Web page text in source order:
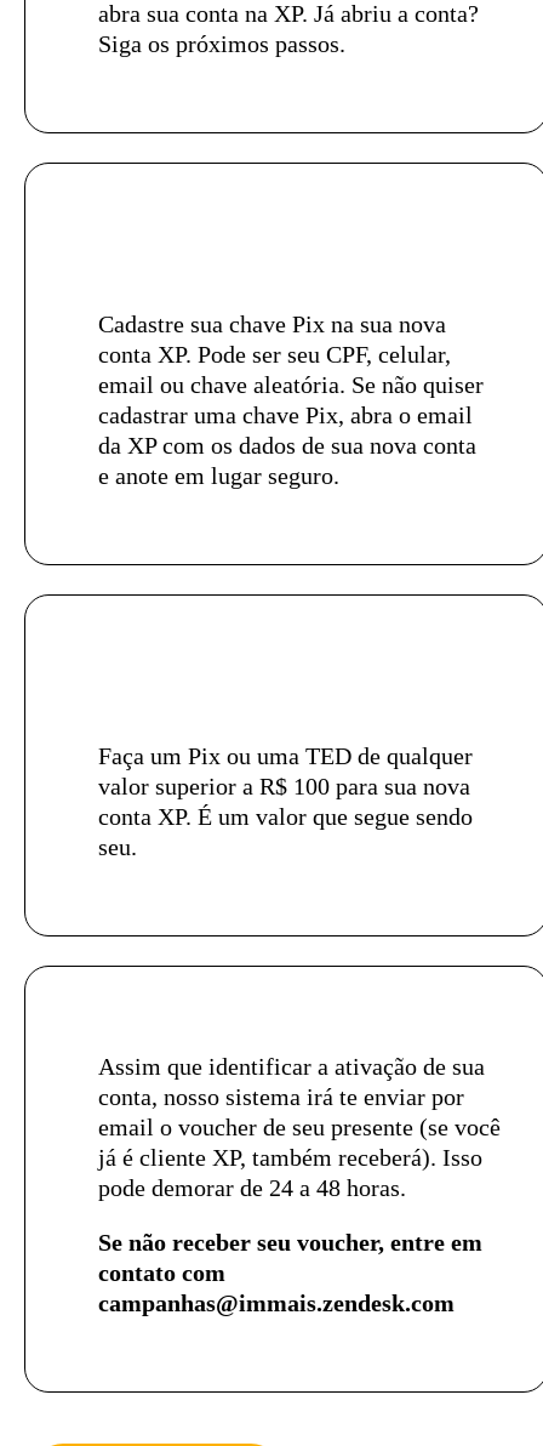
abra sua conta na XP. Já abriu a conta?
Siga os próximos passos.
Cadastre sua chave Pix na sua nova
conta XP. Pode ser seu CPF, celular,
email ou chave aleatória. Se não quiser
cadastrar uma chave Pix, abra o email
da XP com os dados de sua nova conta
e anote em lugar seguro.
Faça um Pix ou uma TED de qualquer
valor superior a R$ 100 para sua nova
conta XP. É um valor que segue sendo
seu.
Assim que identificar a ativação de sua
conta, nosso sistema irá te enviar por
email o voucher de seu presente (se você
já é cliente XP, também receberá). Isso
pode demorar de 24 a 48 horas.
Se não receber seu voucher, entre em
contato com
campanhas@immais.zendesk.com